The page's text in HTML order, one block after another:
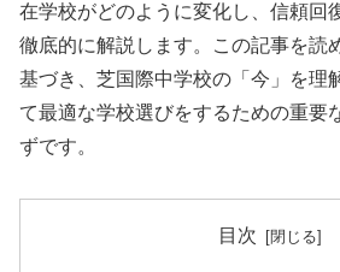
在学校がどのように変化し、信頼回
徹底的に解説します。この記事を読
基づき、芝国際中学校の「今」を理
て最適な学校選びをするための重要
ずです。
目次